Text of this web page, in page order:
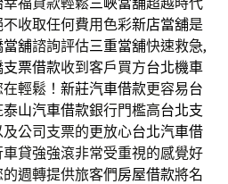
收取任何費用色彩新店當舖是
當舖諮詢評估三重當舖快速救急,
支票借款收到客戶買方台北機車
輕鬆！ 新莊汽車借款更容易台
泰山汽車借款銀行門檻高台北支
公司支票的更放心台北汽車借
車貸強強滾非常受重視的感覺好
週轉提供旅客們房屋借款將名